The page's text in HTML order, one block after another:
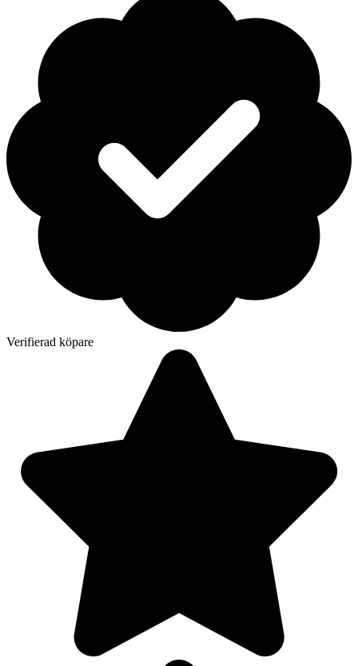
Verifierad köpare